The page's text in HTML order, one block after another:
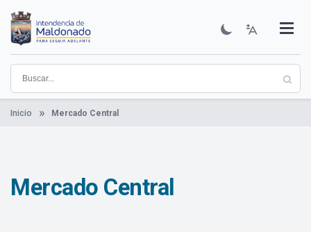
contenido
principal
Institucional
Municipios
Descubre Maldonado
Comunicación
Servicios
Guía De Trámites
Ver Noticias
Inicio Mercado Central
Mercado Central